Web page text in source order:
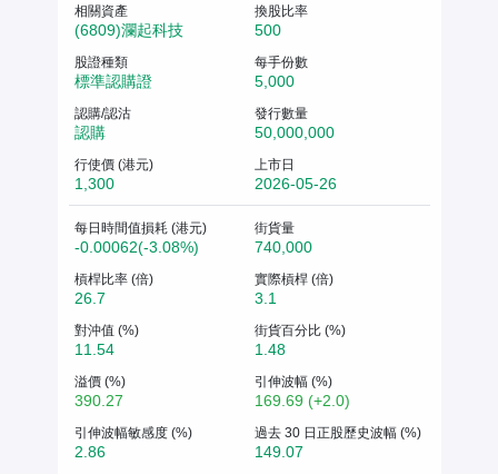
相關資產
(6809)瀾起科技
換股比率
500
股證種類
標準認購證
每手份數
5,000
認購/認沽
認購
發行數量
50,000,000
行使價 (港元)
1,300
上市日
2026-05-26
每日時間值損耗 (港元)
-0.00062(-3.08%)
街貨量
740,000
槓桿比率 (倍)
26.7
實際槓桿 (倍)
3.1
對沖值 (%)
11.54
街貨百分比 (%)
1.48
溢價 (%)
390.27
引伸波幅 (%)
169.69 (+2.0)
引伸波幅敏感度 (%)
2.86
過去 30 日正股歷史波幅 (%)
149.07